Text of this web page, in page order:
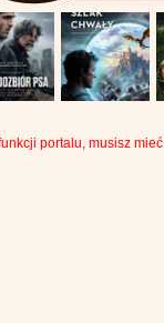
portalu, musisz mieć